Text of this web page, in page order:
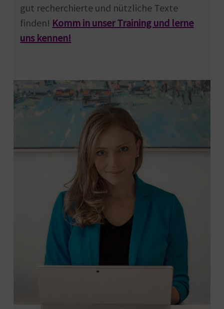
gut recherchierte und nützliche Texte
finden! Komm in unser Training und lerne
uns kennen!